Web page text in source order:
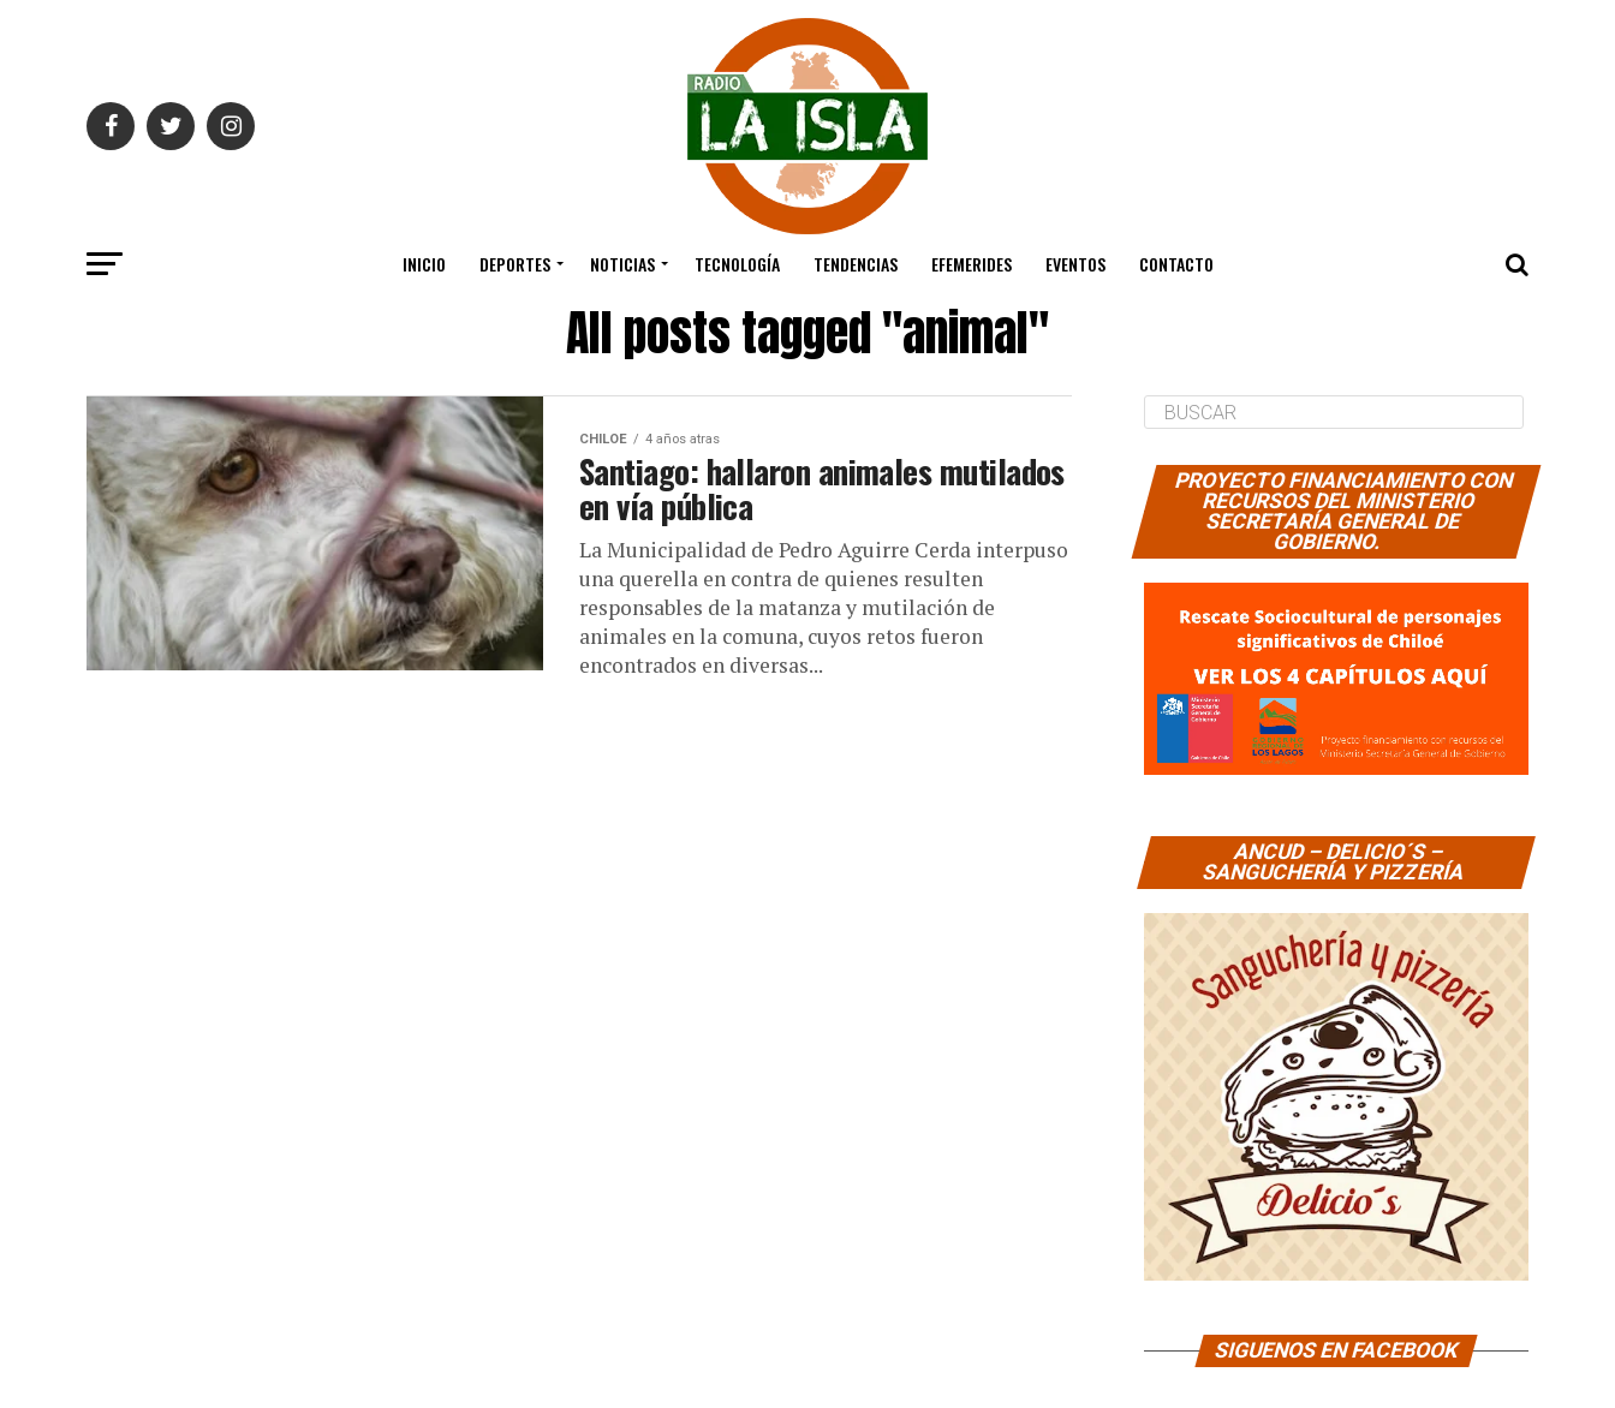
INICIO DEPORTES NOTICIAS TECNOLOGÍA TENDENCIAS EFEMERIDES EVENTOS CONTACTO
All posts tagged "animal"
CHILOE 4 años atras
Santiago: hallaron animales mutilados
en vía pública
La Municipalidad de Pedro Aguirre Cerda interpuso
una querella en contra de quienes resulten
responsables de la matanza y mutilación de
animales en la comuna, cuyos retos fueron
encontrados en diversas...
PROYECTO FINANCIAMIENTO CON
RECURSOS DEL MINISTERIO
SECRETARÍA GENERAL DE
GOBIERNO.
ANCUD – DELICIO´S –
SANGUCHERÍA Y PIZZERÍA
SIGUENOS EN FACEBOOK